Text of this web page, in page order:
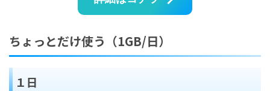
ちょっとだけ使う（1GB/日）
１日